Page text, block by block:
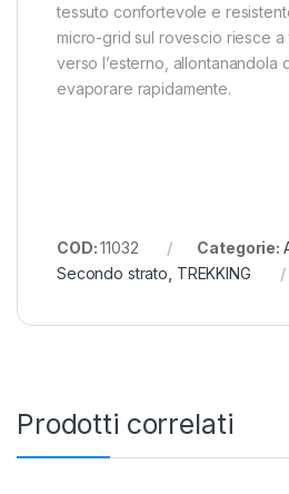
tessuto confortevole e
micro-grid sul rovescio riesce
verso l’esterno, allontanandola
evaporare rapidamente.
COD:11032 Categorie:
Secondo strato TREKKING
Prodotti correlati